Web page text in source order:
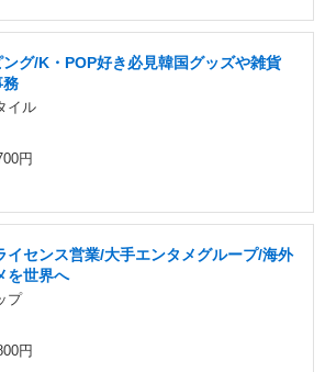
グ/K・POP好き必見韓国グッズや雑貨
務
イル
円
イセンス営業/大手エンタメグループ/海外
を世界へ
プ
円